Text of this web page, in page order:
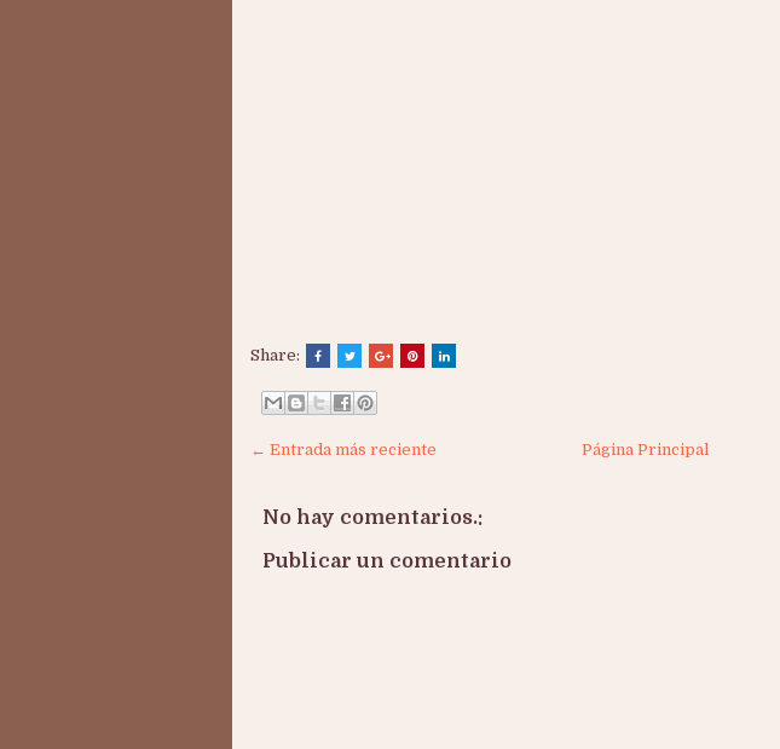
Share:
← Entrada más reciente Página Principal
No hay comentarios.:
Publicar un comentario